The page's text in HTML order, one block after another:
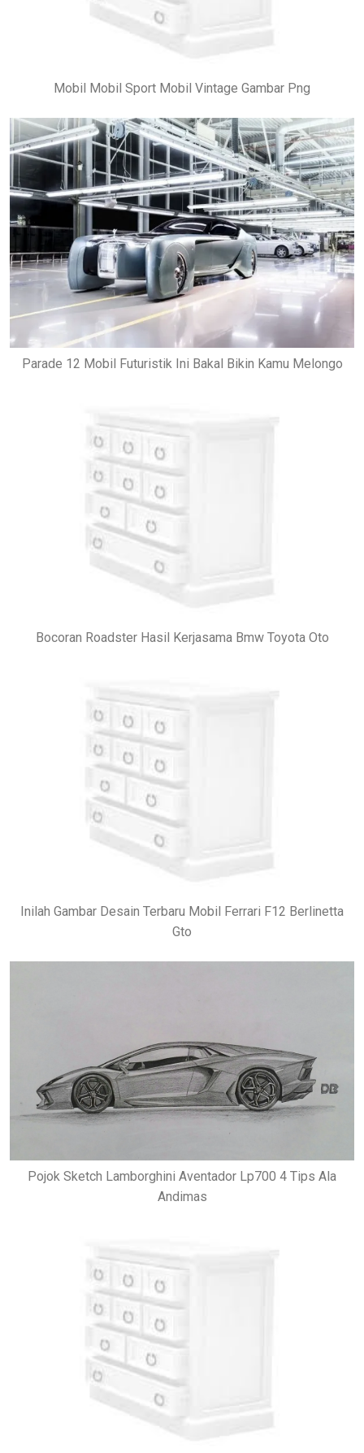
Mobil Mobil Sport Mobil Vintage Gambar Png
Parade 12 Mobil Futuristik Ini Bakal Bikin Kamu Melongo
Bocoran Roadster Hasil Kerjasama Bmw Toyota Oto
Inilah Gambar Desain Terbaru Mobil Ferrari F12 Berlinetta
Gto
Pojok Sketch Lamborghini Aventador Lp700 4 Tips Ala
Andimas